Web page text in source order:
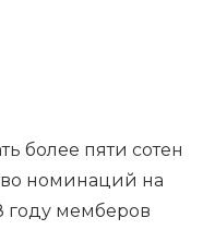
более пяти сотен
номинаций на
году мемберов